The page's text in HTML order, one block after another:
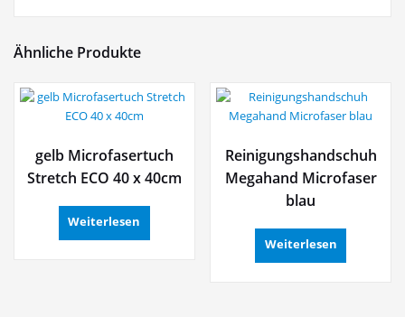
Ähnliche Produkte
gelb Microfasertuch
Stretch ECO 40 x 40cm
Weiterlesen
Reinigungshandschuh
Megahand Microfaser
blau
Weiterlesen